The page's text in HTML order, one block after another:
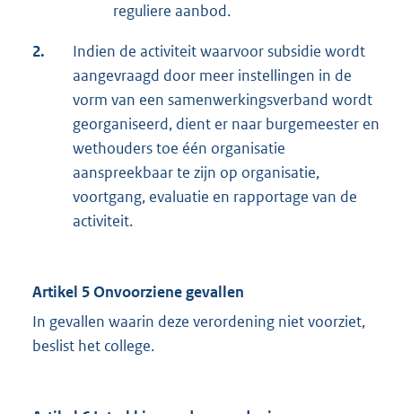
reguliere aanbod.
2.
Indien de activiteit waarvoor subsidie wordt
aangevraagd door meer instellingen in de
vorm van een samenwerkingsverband wordt
georganiseerd, dient er naar burgemeester en
wethouders toe één organisatie
aanspreekbaar te zijn op organisatie,
voortgang, evaluatie en rapportage van de
activiteit.
Artikel 5 Onvoorziene gevallen
In gevallen waarin deze verordening niet voorziet,
beslist het college.